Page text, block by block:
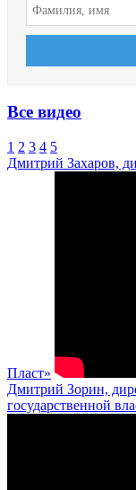
Все видео
1 2 3 4 5
Дмитрий Захаров,
Пласт»
Дмитрий Зорин,
государственной